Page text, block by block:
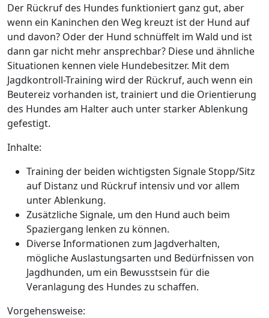
Der Rückruf des Hundes funktioniert ganz gut, aber
wenn ein Kaninchen den Weg kreuzt ist der Hund auf
und davon? Oder der Hund schnüffelt im Wald und ist
dann gar nicht mehr ansprechbar? Diese und ähnliche
Situationen kennen viele Hundebesitzer. Mit dem
Jagdkontroll-Training wird der Rückruf, auch wenn ein
Beutereiz vorhanden ist, trainiert und die Orientierung
des Hundes am Halter auch unter starker Ablenkung
gefestigt.
Inhalte:
Training der beiden wichtigsten Signale Stopp/Sitz
auf Distanz und Rückruf intensiv und vor allem
unter Ablenkung.
Zusätzliche Signale, um den Hund auch beim
Spaziergang lenken zu können.
Diverse Informationen zum Jagdverhalten,
mögliche Auslastungsarten und Bedürfnissen von
Jagdhunden, um ein Bewusstsein für die
Veranlagung des Hundes zu schaffen.
Vorgehensweise: